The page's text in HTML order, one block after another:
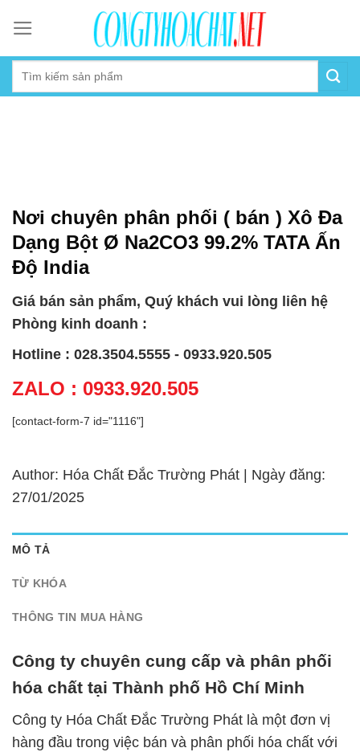
content
Nơi chuyên phân phối ( bán ) Xô Đa
Dạng Bột Ø Na2CO3 99.2% TATA Ấn
Độ India
Giá bán sản phẩm, Quý khách vui lòng liên hệ
Phòng kinh doanh :
Hotline : 028.3504.5555 - 0933.920.505
ZALO : 0933.920.505
[contact-form-7 id="1116"]
Author: Hóa Chất Đắc Trường Phát | Ngày đăng:
27/01/2025
MÔ TẢ
TỪ KHÓA
THÔNG TIN MUA HÀNG
Công ty chuyên cung cấp và phân phối
hóa chất tại Thành phố Hồ Chí Minh
Công ty Hóa Chất Đắc Trường Phát là một đơn vị
hàng đầu trong việc bán và phân phối hóa chất với